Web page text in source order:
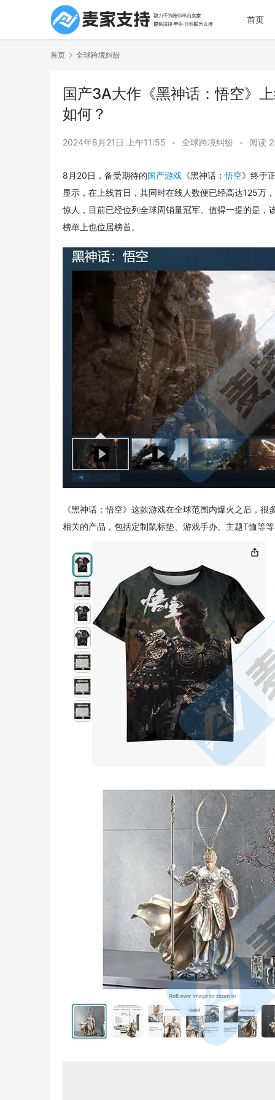
首页
首页 全球跨境纠纷
国产3A大作《黑神话：悟空》
如何？
2024年8月21日 上午11:55 • 全球跨境纠纷 • 阅读
8月20日，备受期待的国产游戏 《黑神话：悟空》终于
显示，在上线首日，其同时在线人数便已经高达125万
惊人，目前已经位列全球周销量冠军。值得一提的是
榜单上也位居榜首。
《黑神话：悟空》这款游戏在全球范围内爆火之后，
相关的产品，包括定制鼠标垫、游戏手办、主题T恤等